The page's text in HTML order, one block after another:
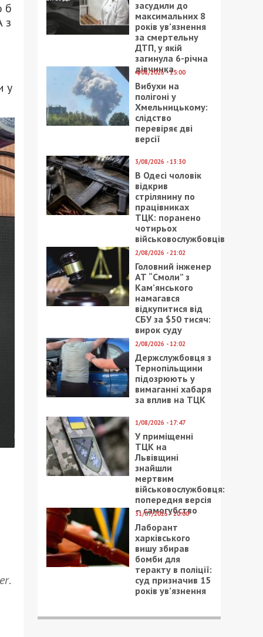
б
з
у
.
засудили до
максимальних 8
років ув’язнення
за смертельну
ДТП, у якій
загинула 6-річна
дівчинка
4/08/2026 - 15:00
Вибухи на
полігоні у
Хмельницькому:
слідство
перевіряє дві
версії
3/08/2026 - 13:30
В Одесі чоловік
відкрив
стрілянину по
працівниках
ТЦК: поранено
чотирьох
військовослужбовців
2/08/2026 - 21:02
Головний інженер
АТ “Смоли” з
Кам’янського
намагався
відкупитися від
СБУ за $50 тисяч:
вирок суду
2/08/2026 - 12:02
Держслужбовця з
Тернопільщини
підозрюють у
вимаганні хабаря
за вплив на ТЦК
1/08/2026 - 17:47
У приміщенні
ТЦК на
Львівщині
знайшли
мертвим
військовослужбовця:
попередня версія
– самогубство
31/07/2026 - 20:00
Лаборант
харківського
вишу збирав
бомби для
теракту в поліції:
суд призначив 15
років ув’язнення